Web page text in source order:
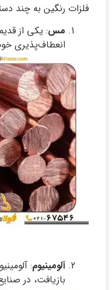
فلزات رنگین به چند
مس: یکی از
انعطاف‌پذیری
آلومینیوم:
بازیافت، در